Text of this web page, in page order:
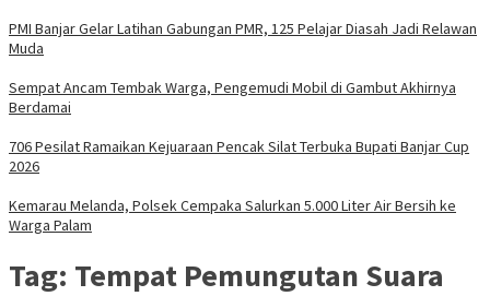
PMI Banjar Gelar Latihan Gabungan PMR, 125 Pelajar Diasah Jadi Relawan
Muda
Sempat Ancam Tembak Warga, Pengemudi Mobil di Gambut Akhirnya
Berdamai
706 Pesilat Ramaikan Kejuaraan Pencak Silat Terbuka Bupati Banjar Cup
2026
Kemarau Melanda, Polsek Cempaka Salurkan 5.000 Liter Air Bersih ke
Warga Palam
Tag: Tempat Pemungutan Suara